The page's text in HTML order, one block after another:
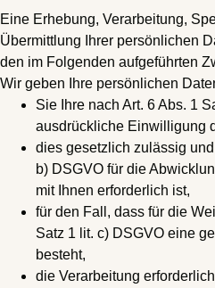
Eine Erhebung, Verarbeitung,
Übermittlung Ihrer persönlichen
den im Folgenden aufgeführten
Wir geben Ihre persönlichen
Sie Ihre nach Art. 6 Abs. 1
ausdrückliche Einwilligung
dies gesetzlich zulässig
b) DSGVO für die
mit Ihnen erforderlich ist,
für den Fall, dass für die
Satz 1 lit. c) DSGVO eine
besteht,
die Verarbeitung